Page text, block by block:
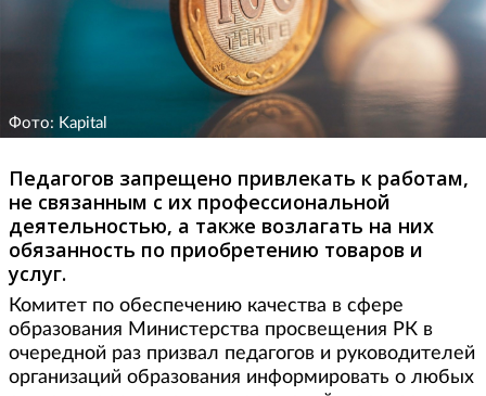
Фото: Kapital
Педагогов запрещено привлекать к работам,
не связанным с их профессиональной
деятельностью, а также возлагать на них
обязанность по приобретению товаров и
услуг.
Комитет по обеспечению качества в сфере
образования Министерства просвещения РК в
очередной раз призвал педагогов и руководителей
организаций образования информировать о любых